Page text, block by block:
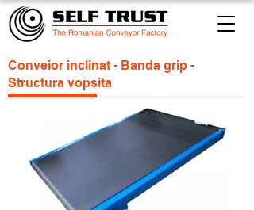
Conveior inclinat - Banda grip -
Structura vopsita